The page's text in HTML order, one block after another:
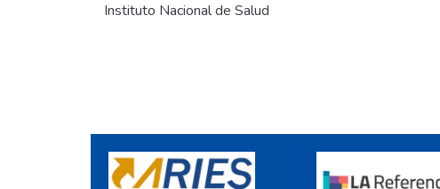
Instituto Nacional de Salud